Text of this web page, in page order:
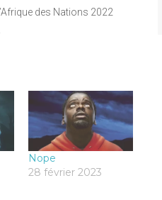
des Nations 2022
Nope
28 février 2023